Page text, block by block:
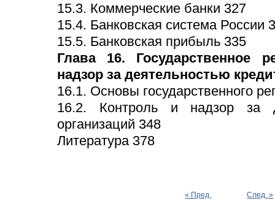
15.3. Коммерческие банки 327
15.4. Банковская система России
15.5. Банковская прибыль 335
Глава 16. Государственное
надзор за деятельностью
16.1. Основы государственного
16.2. Контроль и надзор за
организаций 348
Литература 378
« Пред. След. »